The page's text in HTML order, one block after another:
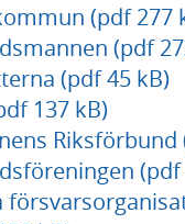
(pdf 277
(pdf
(pdf 45 kB)
137 kB)
Riksförbund
(pdf